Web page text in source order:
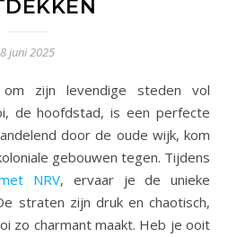
8 juni 2025
de hoofdstad, is een perfecte
door de oude wijk, kom
gebouwen tegen. Tijdens
NRV, ervaar je de unieke
straten zijn druk en chaotisch,
zo charmant maakt. Heb je ooit